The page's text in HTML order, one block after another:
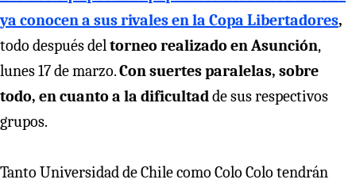
ya conocen a sus rivales en la Copa Libertadores,
todo después deltorneo realizado en Asunción,
lunes 17 de marzo.Con suertes paralelas, sobre
todo, en cuanto a la dificultadde sus respectivos
grupos.
Tanto Universidad de Chile como Colo Colo tendrán